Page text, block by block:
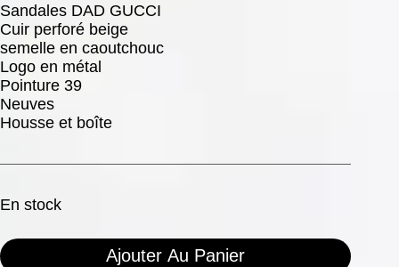
Sandales DAD GUCCI
Cuir perforé beige
semelle en caoutchouc
Logo en métal
Pointure 39
Neuves
Housse et boîte
En stock
Ajouter Au Panier